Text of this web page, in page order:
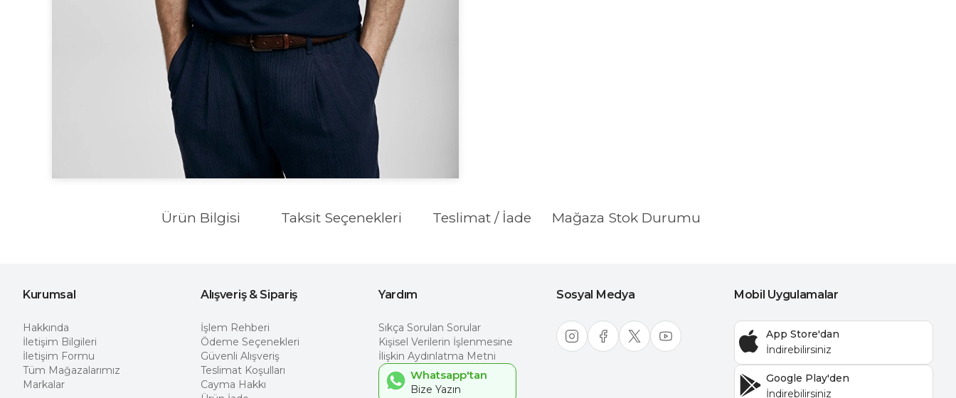
Ürün Bilgisi Taksit Seçenekleri Teslimat / İade Mağaza Stok Durumu
Kurumsal
Hakkında
İletişim Bilgileri
İletişim Formu
Tüm Mağazalarımız
Markalar
Alışveriş & Sipariş
İşlem Rehberi
Ödeme Seçenekleri
Güvenli Alışveriş
Teslimat Koşulları
Cayma Hakkı
Yardım
Sıkça Sorulan Sorular
Kişisel Verilerin İşlenmesine
İlişkin Aydınlatma Metni
Whatsapp'tan
Sosyal Medya Mobil Uygulamalar
App Store'dan
Google Play'den